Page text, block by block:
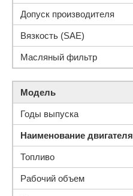
Допуск производителя
Вязкость (SAE)
Масляный фильтр
Модель
Годы выпуска
Наименование двигателя
Топливо
Рабочий объем